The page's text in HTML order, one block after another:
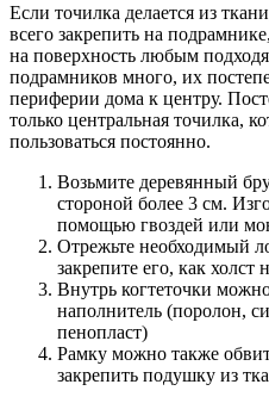
Если точилка делается из
всего закрепить на
на поверхность любым
подрамников много, их
периферии дома к центру.
только центральная точилка,
пользоваться постоянно.
Возьмите деревянный
стороной более 3 см.
помощью гвоздей или
Отрежьте необходимый
закрепите его, как холст
Внутрь когтеточки
наполнитель (поролон,
пенопласт)
Рамку можно также
закрепить подушку из